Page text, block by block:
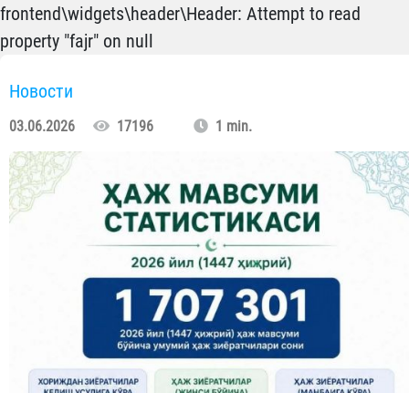
frontend\widgets\header\Header: Attempt to read
property "fajr" on null
Новости
03.06.2026 17196 1 min.